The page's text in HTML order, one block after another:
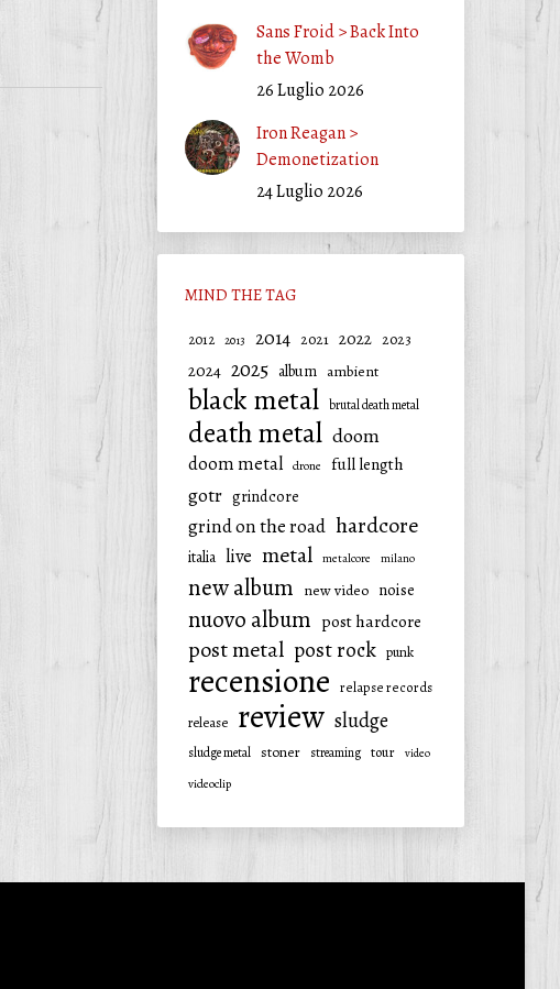
Sans Froid > Back Into
the Womb
26 Luglio 2026
Iron Reagan >
Demonetization
24 Luglio 2026
MIND THE TAG
2012 2013 2014 2021 2022 2023
2024 2025 album ambient
black metal brutal death metal
death metal doom
doom metal drone full length
gotr grindcore
grind on the road hardcore
italia live metal metalcore milano
new album new video noise
nuovo album post hardcore
post metal post rock punk
recensione relapse records
release
review sludge
sludge metal stoner streaming tour
video
videoclip